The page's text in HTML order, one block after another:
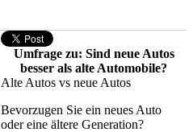
Umfrage zu: Sind neue Autos
besser als alte Automobile?
Alte Autos vs neue Autos
Bevorzugen Sie ein neues Auto
oder eine ältere Generation?